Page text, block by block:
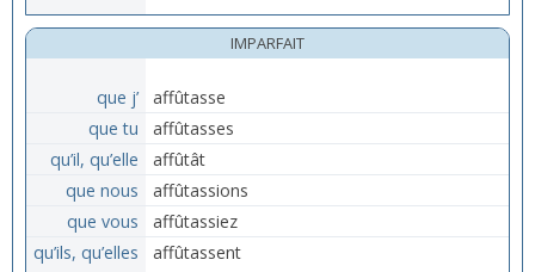
IMPARFAIT
que j’
affûtasse
que tu
affûtasses
qu’il, qu’elle
affûtât
que nous
affûtassions
que vous
affûtassiez
qu’ils, qu’elles
affûtassent